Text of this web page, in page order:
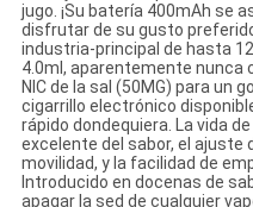
jugo. ¡Su batería 400mAh se
disfrutar de su gusto
industria-principal de hasta
4.0ml, aparentemente nunca
NIC de la sal (50MG) para un
cigarrillo electrónico
rápido dondequiera. La vida
excelente del sabor, el ajuste
movilidad, y la facilidad de
Introducido en docenas de
apagar la sed de cualquier